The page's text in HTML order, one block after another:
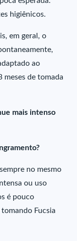
higiênicos.
em geral, o
ao
meses de tomada
mais intenso
no mesmo
ou uso
é pouco
Fucsia